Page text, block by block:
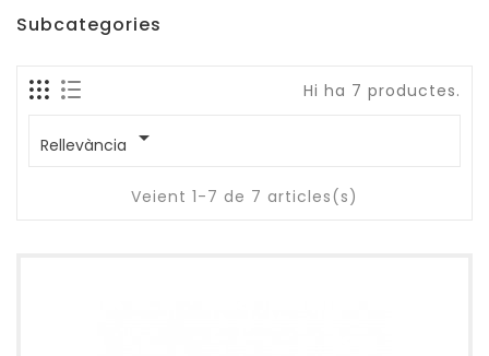
Subcategories
Hi ha 7 productes.
Rellevància 
Veient 1-7 de 7 articles(s)